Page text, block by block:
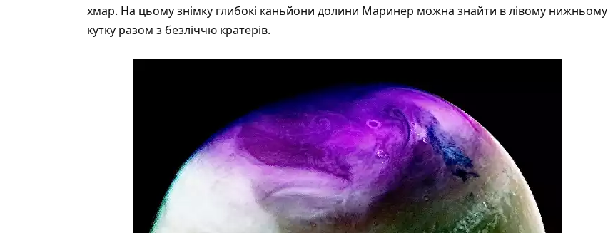
хмар. На цьому знімку глибокі каньйони долини Маринер можна знайти в лівому нижньому
кутку разом з безліччю кратерів.